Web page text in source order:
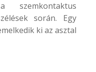
szemkontaktus
során. Egy
ki az asztal